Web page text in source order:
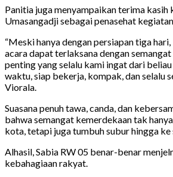
Panitia juga menyampaikan terima kasih
Umasangadji sebagai penasehat
“Meski hanya dengan persiapan tiga
acara dapat terlaksana dengan semangat
penting yang selalu kami ingat dari
waktu, siap bekerja, kompak, dan selalu
Viorala.
Suasana penuh tawa, canda, dan
bahwa semangat kemerdekaan tak
kota, tetapi juga tumbuh subur hingga ke
Alhasil, Sabia RW 05 benar-benar
kebahagiaan rakyat.